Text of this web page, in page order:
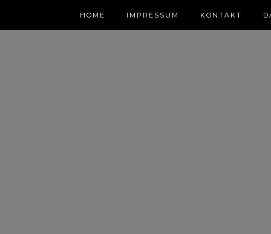
HOME IMPRESSUM KONTAKT